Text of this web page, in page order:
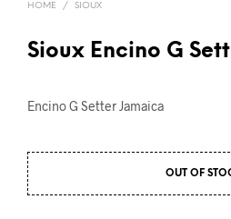
HOME / SIOUX
Sioux Encino G
Encino G Setter Jamaica
OUT OF